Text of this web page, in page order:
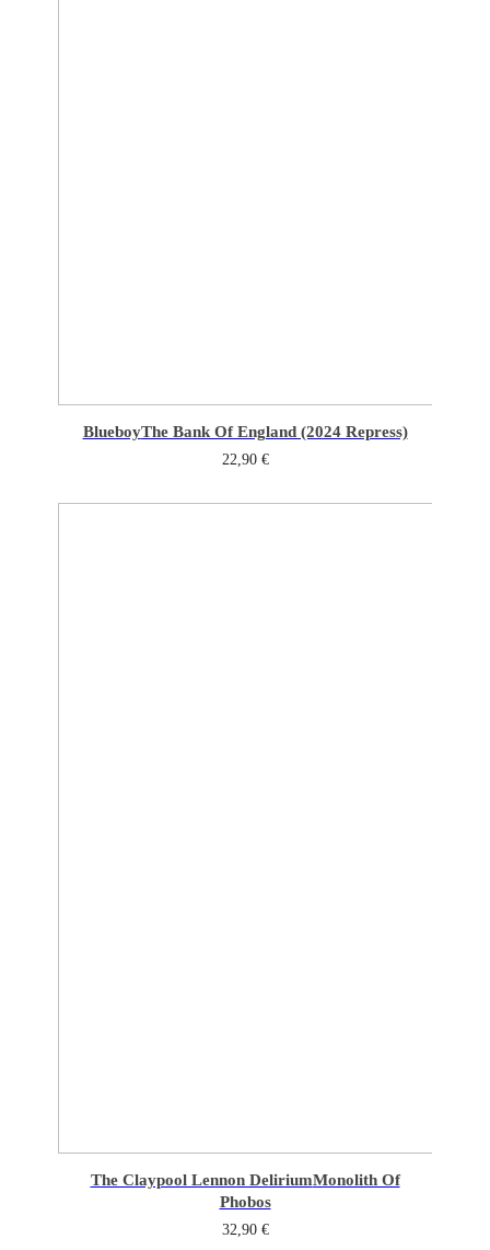
BlueboyThe Bank Of England (2024 Repress)
22,90 €
The Claypool Lennon DeliriumMonolith Of
Phobos
32,90 €